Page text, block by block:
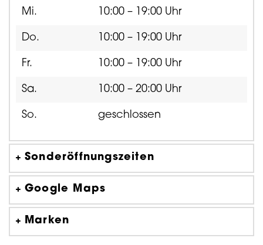
Mi. 10:00 – 19:00 Uhr
Do. 10:00 – 19:00 Uhr
Fr. 10:00 – 19:00 Uhr
Sa. 10:00 – 20:00 Uhr
So. geschlossen
Sonderöffnungszeiten
Google Maps
Marken